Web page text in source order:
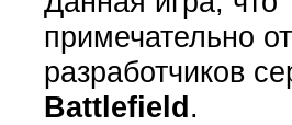
примечательно от
разработчиков
Battlefield.